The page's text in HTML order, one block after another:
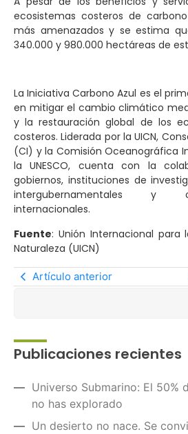
ecosistemas costeros de
más amenazados y se estima
340.000 y 980.000 hectáreas de
La Iniciativa Carbono Azul es el
en mitigar el cambio climático
y la restauración global de los
costeros. Liderada por la UICN,
(CI) y la Comisión Oceanográfica
la UNESCO, cuenta con la
gobiernos, instituciones de
intergubernamentales y
internacionales.
Fuente: Unión Internacional para
Naturaleza (UICN)
Artículo anterior
Publicaciones recientes
Universo Submarino: El 50%
no has explorado
Un desierto no nace. Se